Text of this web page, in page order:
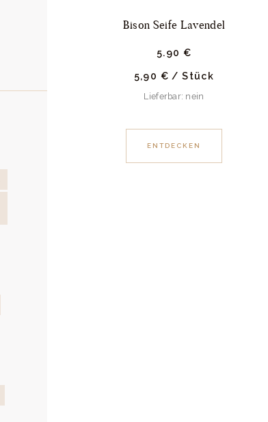
Bison Seife Lavendel
5.90 €
5,90 € /Stück
Lieferbar: nein
ENTDECKEN